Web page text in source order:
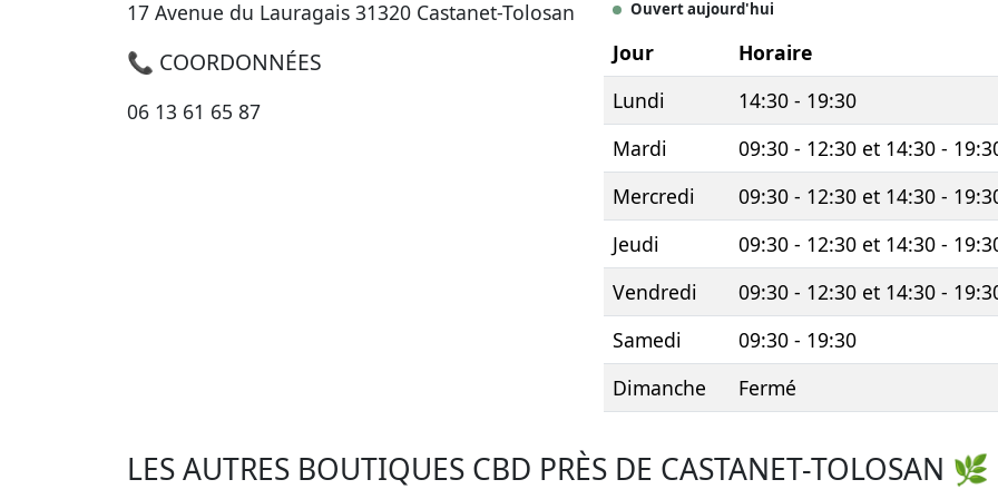
17 Avenue du Lauragais 31320 Castanet-Tolosan
📞 COORDONNÉES
06 13 61 65 87
Ouvert aujourd'hui
Jour
Horaire
Lundi
14:30 - 19:30
Mardi
09:30 - 12:30 et 14:30 -
Mercredi
09:30 - 12:30 et 14:30 -
Jeudi
09:30 - 12:30 et 14:30 -
Vendredi
09:30 - 12:30 et 14:30 -
Samedi
09:30 - 19:30
Dimanche
Fermé
LES AUTRES BOUTIQUES CBD PRÈS DE CASTANET-TOLOSAN 🌿